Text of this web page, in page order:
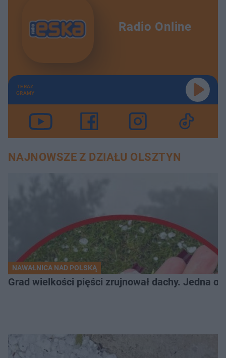
Radio Online
TERAZ
GRAMY
NAJNOWSZE Z DZIAŁU OLSZTYN
NAWAŁNICA NAD POLSKĄ
Grad wielkości pięści zrujnował dachy. Jedna